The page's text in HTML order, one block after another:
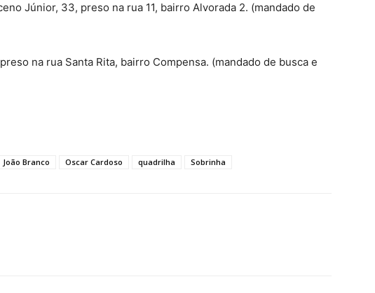
Júnior, 33, preso na rua 11, bairro Alvorada 2. (mandado de
na rua Santa Rita, bairro Compensa. (mandado de busca e
João Branco Oscar Cardoso quadrilha Sobrinha